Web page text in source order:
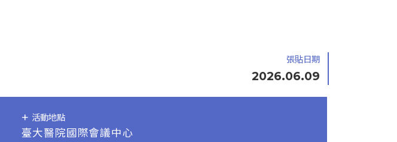
張貼日期
2026.06.09
活動地點
臺大醫院國際會議中心